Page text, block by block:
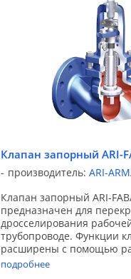
Клапан запорный ARI-
производитель: ARI-
Клапан запорный ARI-
предназначен для
дросселирования
трубопроводе. Функции
расширены с помощью
вариантов исполнения
подробнее